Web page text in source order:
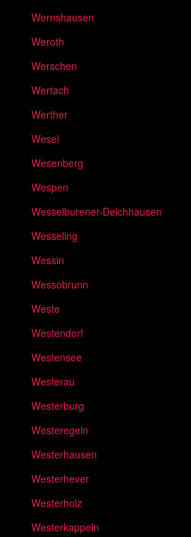
Wernshausen
Weroth
Werschen
Wertach
Werther
Wesel
Wesenberg
Wespen
Wesselburener-Deichhausen
Wesseling
Wessin
Wessobrunn
Weste
Westendorf
Westensee
Westerau
Westerburg
Westeregeln
Westerhausen
Westerhever
Westerholz
Westerkappeln